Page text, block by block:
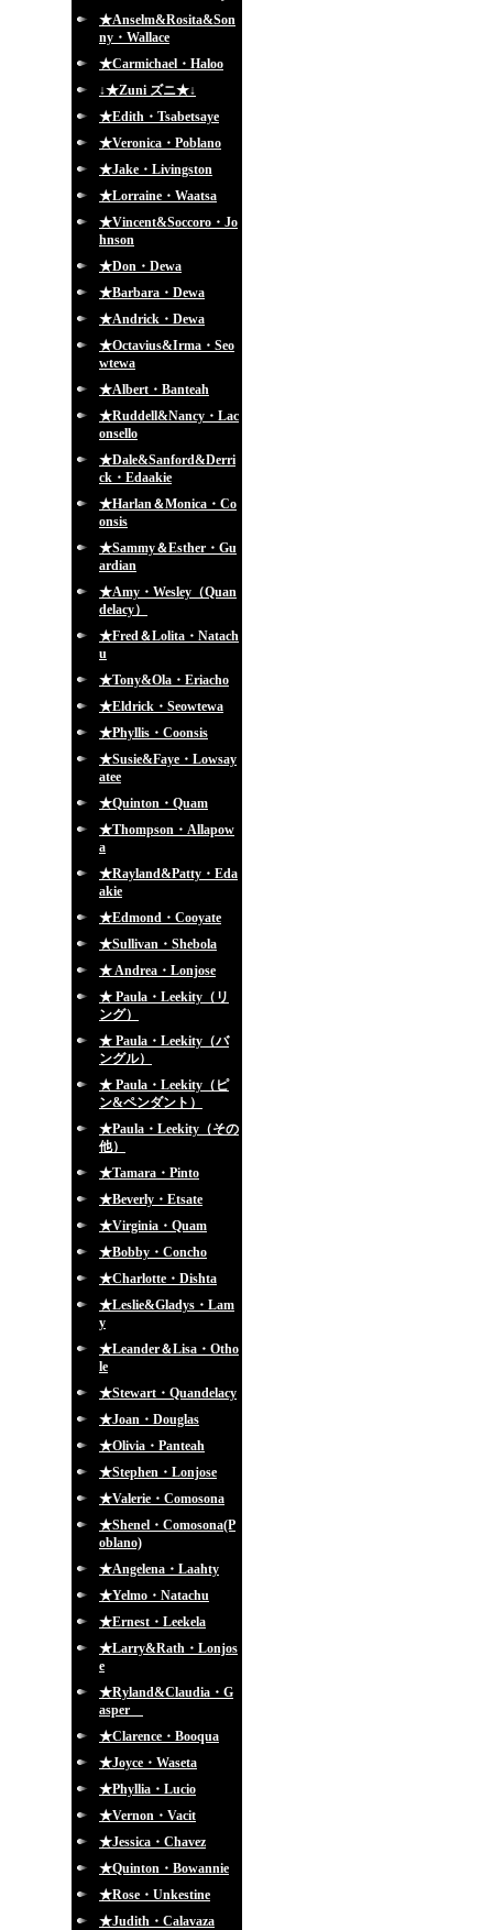
★Anselm&Rosita&Son
ny・Wallace
★Carmichael・Haloo
↓★Zuni ズニ★↓
★Edith・Tsabetsaye
★Veronica・Poblano
★Jake・Livingston
★Lorraine・Waatsa
★Vincent&Soccoro・Jo
hnson
★Don・Dewa
★Barbara・Dewa
★Andrick・Dewa
★Octavius&Irma・Seo
wtewa
★Albert・Banteah
★Ruddell&Nancy・Lac
onsello
★Dale&Sanford&Derri
ck・Edaakie
★Harlan＆Monica・Co
onsis
★Sammy＆Esther・Gu
ardian
★Amy・Wesley（Quan
delacy）
★Fred＆Lolita・Natach
u
★Tony&Ola・Eriacho
★Eldrick・Seowtewa
★Phyllis・Coonsis
★Susie&Faye・Lowsay
atee
★Quinton・Quam
★Thompson・Allapow
a
★Rayland&Patty・Eda
akie
★Edmond・Cooyate
★Sullivan・Shebola
★ Andrea・Lonjose
★ Paula・Leekity（リ
ング）
★ Paula・Leekity（バ
ングル）
★ Paula・Leekity（ピ
ン&ペンダント）
★Paula・Leekity（その
他）
★Tamara・Pinto
★Beverly・Etsate
★Virginia・Quam
★Bobby・Concho
★Charlotte・Dishta
★Leslie&Gladys・Lam
y
★Leander＆Lisa・Otho
le
★Stewart・Quandelacy
★Joan・Douglas
★Olivia・Panteah
★Stephen・Lonjose
★Valerie・Comosona
★Shenel・Comosona(P
oblano)
★Angelena・Laahty
★Yelmo・Natachu
★Ernest・Leekela
★Larry&Rath・Lonjos
e
★Ryland&Claudia・G
asper
★Clarence・Booqua
★Joyce・Waseta
★Phyllia・Lucio
★Vernon・Vacit
★Jessica・Chavez
★Quinton・Bowannie
★Rose・Unkestine
★Judith・Calavaza